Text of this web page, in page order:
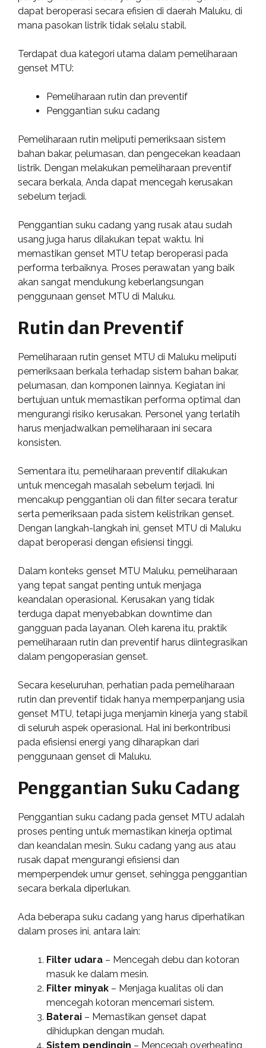
dapat beroperasi secara efisien di daerah Maluku, di
mana pasokan listrik tidak selalu stabil.
Terdapat dua kategori utama dalam pemeliharaan
genset MTU:
Pemeliharaan rutin dan preventif
Penggantian suku cadang
Pemeliharaan rutin meliputi pemeriksaan sistem
bahan bakar, pelumasan, dan pengecekan keadaan
listrik. Dengan melakukan pemeliharaan preventif
secara berkala, Anda dapat mencegah kerusakan
sebelum terjadi.
Penggantian suku cadang yang rusak atau sudah
usang juga harus dilakukan tepat waktu. Ini
memastikan genset MTU tetap beroperasi pada
performa terbaiknya. Proses perawatan yang baik
akan sangat mendukung keberlangsungan
penggunaan genset MTU di Maluku.
Rutin dan Preventif
Pemeliharaan rutin genset MTU di Maluku meliputi
pemeriksaan berkala terhadap sistem bahan bakar,
pelumasan, dan komponen lainnya. Kegiatan ini
bertujuan untuk memastikan performa optimal dan
mengurangi risiko kerusakan. Personel yang terlatih
harus menjadwalkan pemeliharaan ini secara
konsisten.
Sementara itu, pemeliharaan preventif dilakukan
untuk mencegah masalah sebelum terjadi. Ini
mencakup penggantian oli dan filter secara teratur
serta pemeriksaan pada sistem kelistrikan genset.
Dengan langkah-langkah ini, genset MTU di Maluku
dapat beroperasi dengan efisiensi tinggi.
Dalam konteks genset MTU Maluku, pemeliharaan
yang tepat sangat penting untuk menjaga
keandalan operasional. Kerusakan yang tidak
terduga dapat menyebabkan downtime dan
gangguan pada layanan. Oleh karena itu, praktik
pemeliharaan rutin dan preventif harus diintegrasikan
dalam pengoperasian genset.
Secara keseluruhan, perhatian pada pemeliharaan
rutin dan preventif tidak hanya memperpanjang usia
genset MTU, tetapi juga menjamin kinerja yang stabil
di seluruh aspek operasional. Hal ini berkontribusi
pada efisiensi energi yang diharapkan dari
penggunaan genset di Maluku.
Penggantian Suku Cadang
Penggantian suku cadang pada genset MTU adalah
proses penting untuk memastikan kinerja optimal
dan keandalan mesin. Suku cadang yang aus atau
rusak dapat mengurangi efisiensi dan
memperpendek umur genset, sehingga penggantian
secara berkala diperlukan.
Ada beberapa suku cadang yang harus diperhatikan
dalam proses ini, antara lain:
Filter udara – Mencegah debu dan kotoran
masuk ke dalam mesin.
Filter minyak – Menjaga kualitas oli dan
mencegah kotoran mencemari sistem.
Baterai – Memastikan genset dapat
dihidupkan dengan mudah.
Sistem pendingin – Mencegah overheating